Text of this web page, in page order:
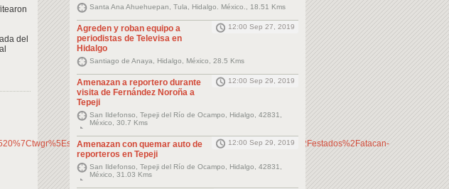
del
Santa Ana Ahuehuepan, Tula, Hidalgo. México., 18.51 Kms
Agreden y roban equipo a
periodistas de Televisa en
Hidalgo
12:00 Sep 27, 2019
Santiago de Anaya, Hidalgo, México, 28.5 Kms
Amenazan a reportero durante
visita de Fernández Noroña a
Tepeji
12:00 Sep 29, 2019
San Ildefonso, Tepeji del Río de Ocampo, Hidalgo, 42831,
México, 30.7 Kms
Amenazan con quemar auto de
reporteros en Tepeji
12:00 Sep 29, 2019
San Ildefonso, Tepeji del Río de Ocampo, Hidalgo, 42831,
México, 31.03 Kms